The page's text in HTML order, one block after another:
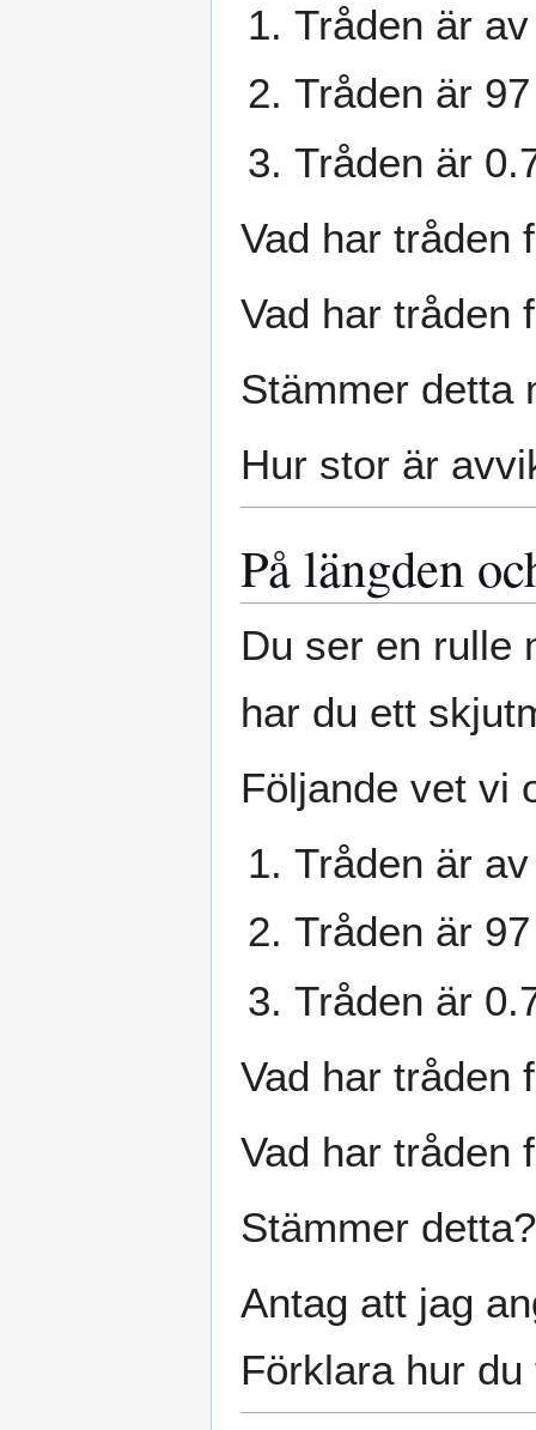
Tråden är
Tråden är
Tråden är
Vad har tråden
Vad har tråden
Stämmer detta
Hur stor är
På längden
Du ser en rulle
har du ett
Följande vet vi
Tråden är
Tråden är
Tråden är
Vad har tråden
Vad har tråden
Stämmer detta?
Antag att jag
Förklara hur du